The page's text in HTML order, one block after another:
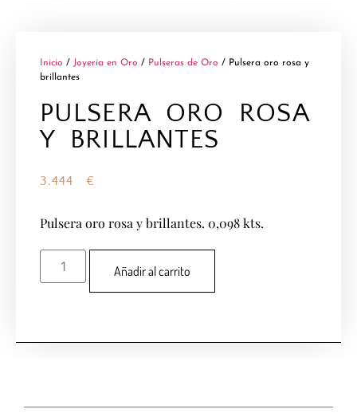
Inicio / Joyería en Oro / Pulseras de Oro / Pulsera oro rosa y
brillantes
PULSERA ORO ROSA
Y BRILLANTES
3.444 €
Pulsera oro rosa y brillantes. 0,098 kts.
Añadir al carrito